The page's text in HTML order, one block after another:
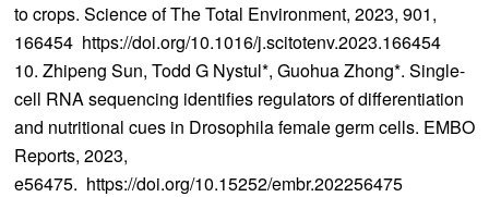
to crops. Science of The Total Environment, 2023, 901,
166454 https://doi.org/10.1016/j.scitotenv.2023.166454
10. Zhipeng Sun, Todd G Nystul*, Guohua Zhong*. Single-
cell RNA sequencing identifies regulators of differentiation
and nutritional cues in Drosophila female germ cells. EMBO
Reports, 2023,
e56475. https://doi.org/10.15252/embr.202256475